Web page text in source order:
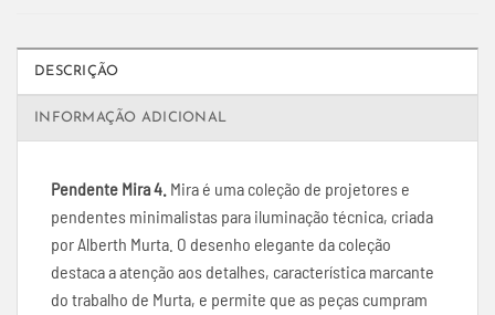
DESCRIÇÃO
INFORMAÇÃO ADICIONAL
Pendente Mira 4. Mira é uma coleção de projetores e
pendentes minimalistas para iluminação técnica, criada
por Alberth Murta. O desenho elegante da coleção
destaca a atenção aos detalhes, característica marcante
do trabalho de Murta, e permite que as peças cumpram